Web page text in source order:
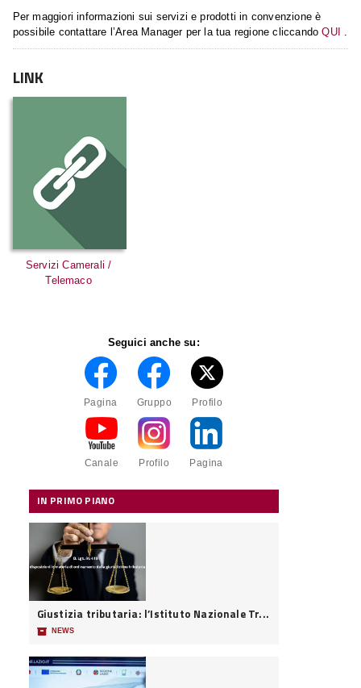
Per maggiori informazioni sui servizi e prodotti in convenzione è
possibile contattare l’Area Manager per la tua regione cliccandoQUI
LINK
Servizi Camerali /
Telemaco
Seguici anche su:
Pagina Gruppo Profilo
Canale Profilo Pagina
IN PRIMO PIANO
Giustizia tributaria: l’Istituto Nazionale Tr...
📦 NEWS